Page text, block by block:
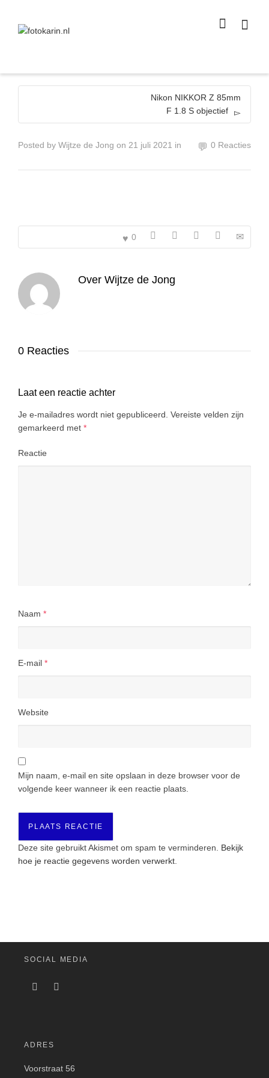
size
Super Search
Nikon NIKKOR Z 85mm
F 1.8 S objectief
Posted by Wijtze de Jong on 21 juli 2021 in 0 Reacties
0
Over Wijtze de Jong
0 Reacties
Laat een reactie achter
Je e-mailadres wordt niet gepubliceerd. Vereiste velden zijn
gemarkeerd met *
Reactie
Naam *
E-mail *
Website
Mijn naam, e-mail en site opslaan in deze browser voor de
volgende keer wanneer ik een reactie plaats.
Deze site gebruikt Akismet om spam te verminderen. Bekijk
hoe je reactie gegevens worden verwerkt
SOCIAL MEDIA
ADRES
Voorstraat 56